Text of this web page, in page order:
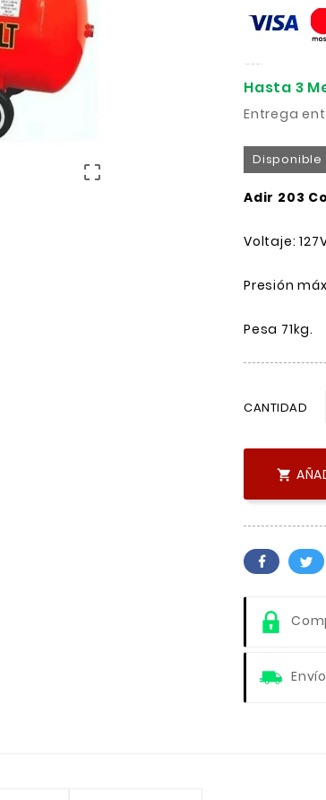

Hasta 3
Entrega
Disponible
Adir 203
Voltaje:
Presión
Pesa 71kg.
CANTIDAD
